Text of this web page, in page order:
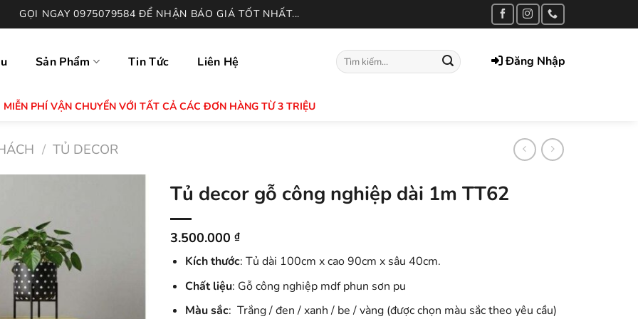
GỌI NGAY 0975079584 ĐỂ NHẬN BÁO GIÁ TỐT NHẤT...
Sản Phẩm Tin Tức Liên Hệ
Tìm
kiếm:
Đăng Nhập
MIỄN PHÍ VẬN CHUYỂN VỚI TẤT CẢ CÁC ĐƠN HÀNG TỪ 3 TRIỆU
/ TỦ DECOR
Tủ decor gỗ công nghiệp dài 1m TT62
3.500.000 ₫
Kích thước: Tủ dài 100cm x cao 90cm x sâu 40cm.
Chất liệu: Gỗ công nghiệp mdf phun sơn pu
Màu sắc: Trắng / đen / xanh / be / vàng (được chọn màu sắc theo yêu cầu)